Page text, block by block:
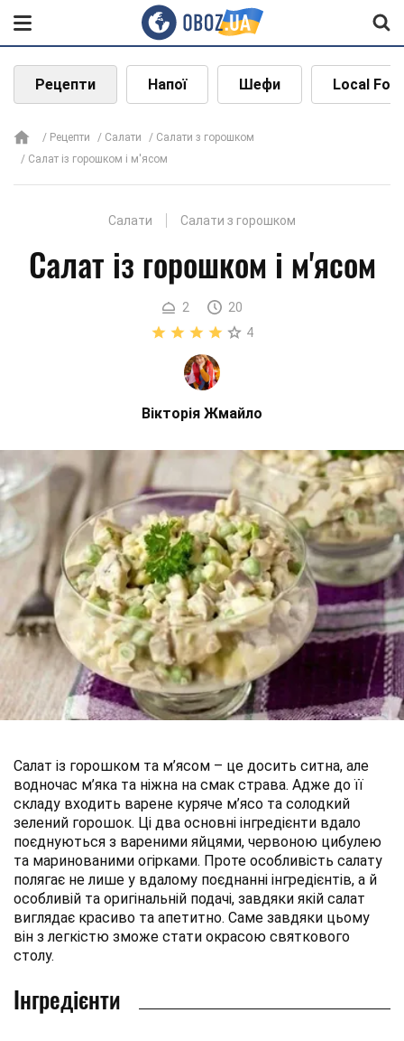
Рецепти Напої Шефи Local
Рецепти Салати
Салати з горошком
Салат із горошком і м'ясом
Салати Салати з горошком
Салат із горошком і м'ясом
2
20
4
Вікторія Жмайло
Салат із горошком та м’ясом – це досить ситна, але
водночас м’яка та ніжна на смак страва. Адже до її
складу входить варене куряче м’ясо та солодкий
зелений горошок. Ці два основні інгредієнти вдало
поєднуються з вареними яйцями, червоною цибулею
та маринованими огірками. Проте особливість салату
полягає не лише у вдалому поєднанні інгредієнтів, а й
особливій та оригінальній подачі, завдяки якій салат
виглядає красиво та апетитно. Саме завдяки цьому
він з легкістю зможе стати окрасою святкового
столу.
Інгредієнти